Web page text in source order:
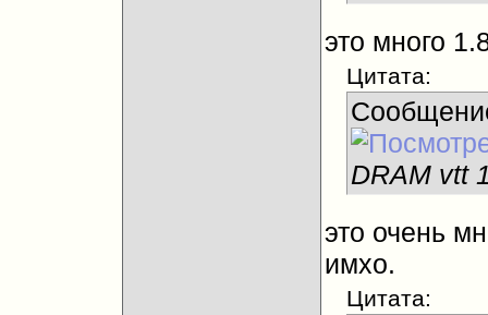
это много
Цитата:
DRAM vtt
это очень
имхо.
Цитата: